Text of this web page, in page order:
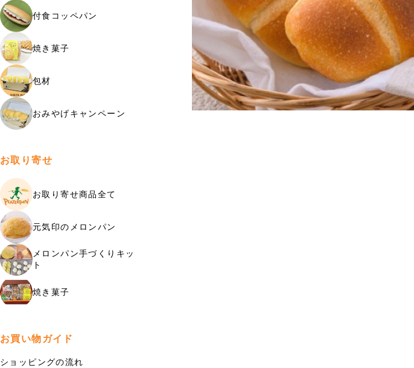
付食コッペパン
焼き菓子
包材
おみやげキャンペーン
お取り寄せ
お取り寄せ商品全て
元気印のメロンパン
メロンパン手づくりキッ
ト
焼き菓子
お買い物ガイド
ショッピングの流れ